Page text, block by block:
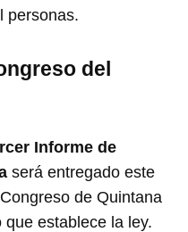
personas.
del
Informe de
será entregado este
de Quintana
establece la ley.